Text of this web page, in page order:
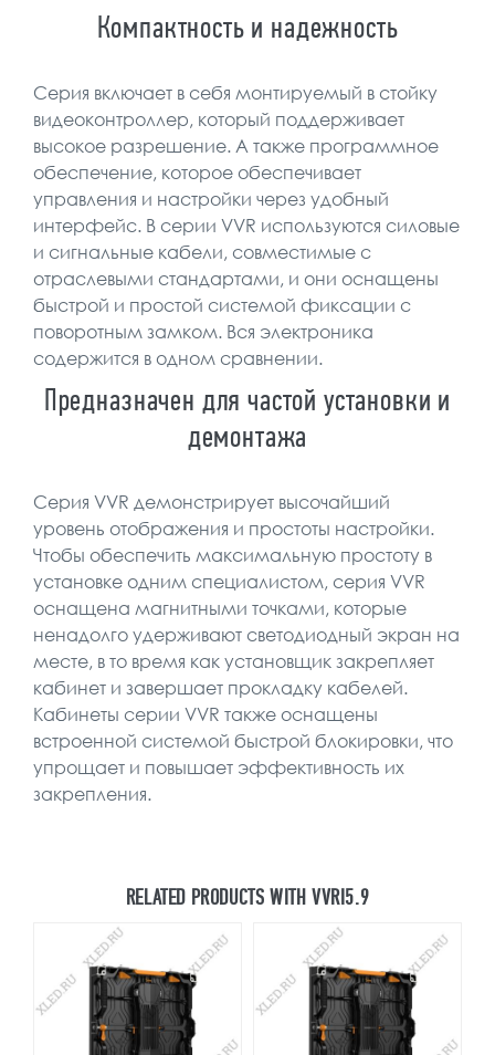
Компактность и надежность
Серия включает в себя монтируемый в стойку
видеоконтроллер, который поддерживает
высокое разрешение. А также программное
обеспечение, которое обеспечивает
управления и настройки через удобный
интерфейс. В серии VVR используются силовые
и сигнальные кабели, совместимые с
отраслевыми стандартами, и они оснащены
быстрой и простой системой фиксации с
поворотным замком. Вся электроника
содержится в одном сравнении.
Предназначен для частой установки и
демонтажа
Серия VVR демонстрирует высочайший
уровень отображения и простоты настройки.
Чтобы обеспечить максимальную простоту в
установке одним специалистом, серия VVR
оснащена магнитными точками, которые
ненадолго удерживают светодиодный экран на
месте, в то время как установщик закрепляет
кабинет и завершает прокладку кабелей.
Кабинеты серии VVR также оснащены
встроенной системой быстрой блокировки, что
упрощает и повышает эффективность их
закрепления.
RELATED PRODUCTS WITH VVRI5.9